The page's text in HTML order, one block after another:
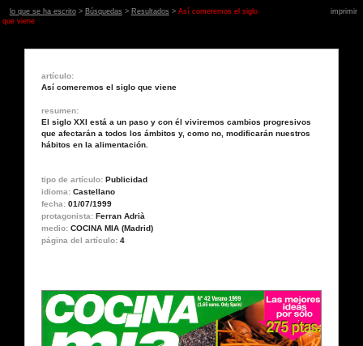
lo que se ha escrito> Búsquedas > Resultados > Así comeremos el siglo
que viene
imprimir
artículo:
Así comeremos el siglo que viene
resumen:
El siglo XXI está a un paso y con él viviremos cambios progresivos
que afectarán a todos los ámbitos y, como no, modificarán nuestros
hábitos en la alimentación.
tipo de artículo: Publicidad
idioma: Castellano
fecha: 01/07/1999
protagonista: Ferran Adrià
medio: COCINA MIA (Madrid)
página del artículo: 4